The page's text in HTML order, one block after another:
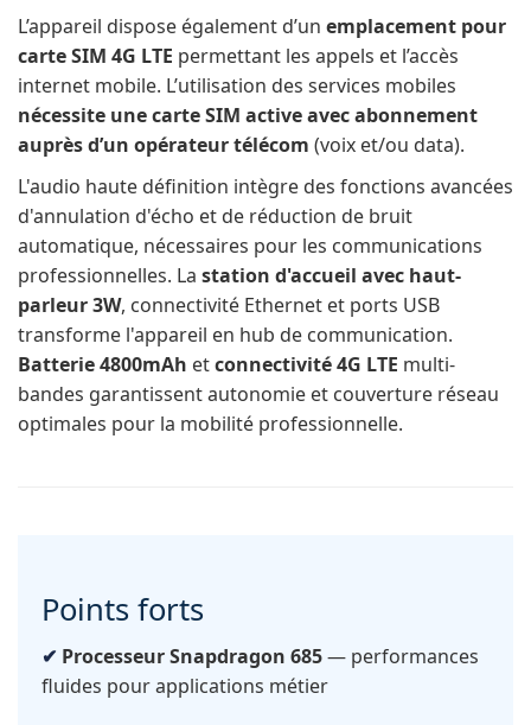
L’appareil dispose également d’un emplacement pour
carte SIM 4G LTE permettant les appels et l’accès
internet mobile. L’utilisation des services mobiles
nécessite une carte SIM active avec abonnement
auprès d’un opérateur télécom (voix et/ou data).
L'audio haute définition intègre des fonctions avancées
d'annulation d'écho et de réduction de bruit
automatique, nécessaires pour les communications
professionnelles. La station d'accueil avec haut-
parleur 3W, connectivité Ethernet et ports USB
transforme l'appareil en hub de communication.
Batterie 4800mAh etconnectivité 4G LTE multi-
bandes garantissent autonomie et couverture réseau
optimales pour la mobilité professionnelle.
Points forts
Processeur Snapdragon 685— performances
fluides pour applications métier